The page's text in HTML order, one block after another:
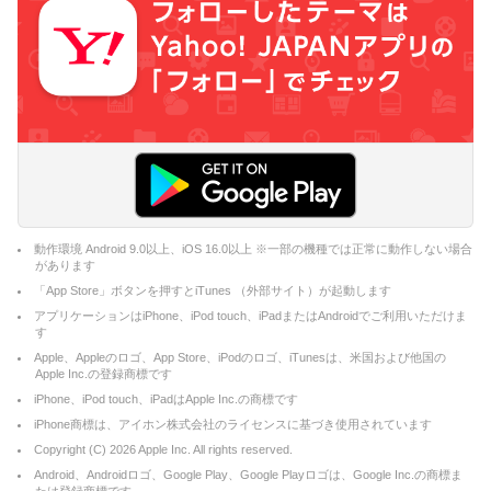
動作環境 Android 9.0以上、iOS 16.0以上 ※一部の機種では正常に動作しない場合
があります
「App Store」ボタンを押すとiTunes （外部サイト）が起動します
アプリケーションはiPhone、iPod touch、iPadまたはAndroidでご利用いただけま
す
Apple、Appleのロゴ、App Store、iPodのロゴ、iTunesは、米国および他国の
Apple Inc.の登録商標です
iPhone、iPod touch、iPadはApple Inc.の商標です
iPhone商標は、アイホン株式会社のライセンスに基づき使用されています
Copyright (C) 2026Apple Inc. All rights reserved.
Android、Androidロゴ、Google Play、Google Playロゴは、Google Inc.の商標ま